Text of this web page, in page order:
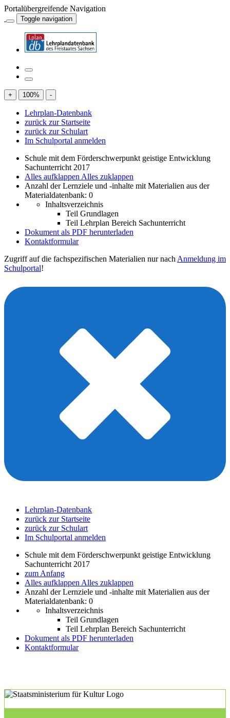
Portalübergreifende Navigation
Toggle navigation
+ 100% -
Lehrplan-Datenbank
zurück zur Startseite
zurück zur Schulart
Im Schulportal anmelden
Schule mit dem Förderschwerpunkt geistige Entwicklung
Sachunterricht 2017
Alles aufklappen Alles zuklappen
Anzahl der Lernziele und -inhalte mit Materialien aus der
Materialdatenbank: 0
Inhaltsverzeichnis
Teil Grundlagen
Teil Lehrplan Bereich Sachunterricht
Dokument als PDF herunterladen
Kontaktformular
Zugriff auf die fachspezifischen Materialien nur nach Anmeldung im
Schulportal!
Lehrplan-Datenbank
zurück zur Startseite
zurück zur Schulart
Im Schulportal anmelden
Schule mit dem Förderschwerpunkt geistige Entwicklung
Sachunterricht 2017
zum Anfang
Alles aufklappen Alles zuklappen
Anzahl der Lernziele und -inhalte mit Materialien aus der
Materialdatenbank: 0
Inhaltsverzeichnis
Teil Grundlagen
Teil Lehrplan Bereich Sachunterricht
Dokument als PDF herunterladen
Kontaktformular